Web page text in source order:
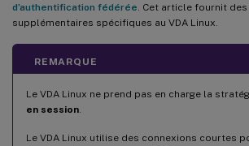
d’authentification fédérée . Cet article fournit
supplémentaires spécifiques au VDA Linux.
REMARQUE
Le VDA Linux ne prend pas en charge la
en session
Le VDA Linux utilise des connexions courtes